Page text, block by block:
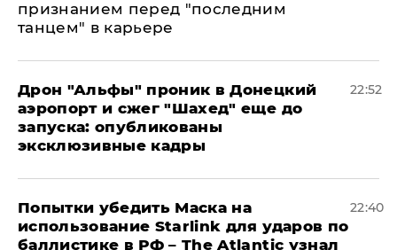
признанием перед "последним
танцем" в карьере
Дрон "Альфы" проник в Донецкий
аэропорт и сжег "Шахед" еще до
запуска: опубликованы
эксклюзивные кадры
22:52
Попытки убедить Маска на
использование Starlink для ударов по
баллистике в РФ – The Atlantic узнал
22:40